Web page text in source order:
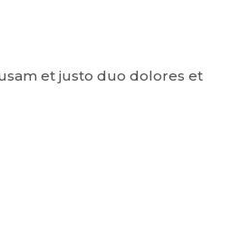
et justo duo dolores et